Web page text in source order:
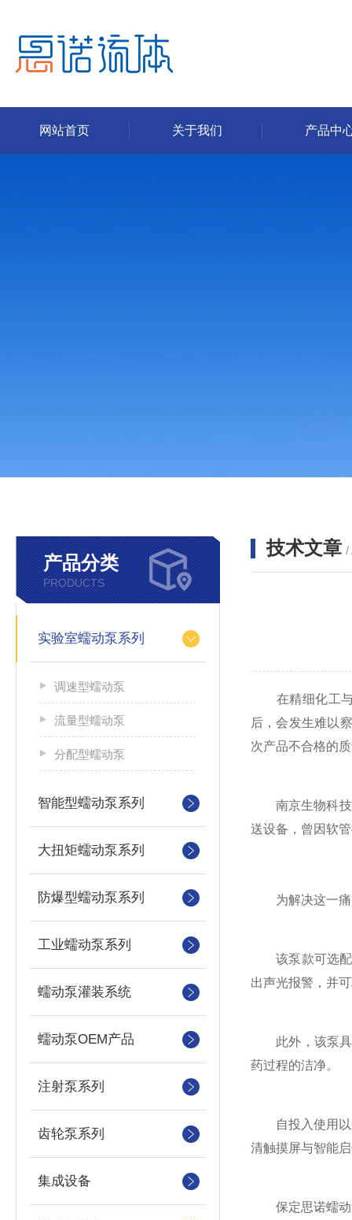
网站首页 关于我们 产品中
产品分类
PRODUCTS
实验室蠕动泵系列
调速型蠕动泵
流量型蠕动泵
分配型蠕动泵
智能型蠕动泵系列
大扭矩蠕动泵系列
防爆型蠕动泵系列
工业蠕动泵系列
蠕动泵灌装系统
蠕动泵OEM产品
注射泵系列
齿轮泵系列
集成设备
技术文章 /
在精细化工与
后，会发生难以
次产品不合格的
南京生物科技
送设备，曾因软
为解决这一痛
该泵款可选配
出声光报警，并
此外，该泵具
药过程的洁净。
自投入使用以来
清触摸屏与智能
保定思诺蠕动泵